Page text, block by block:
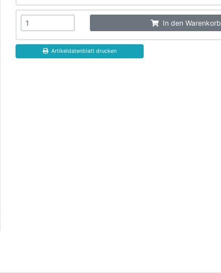
In den Warenkorb
Artikeldatenblatt drucken